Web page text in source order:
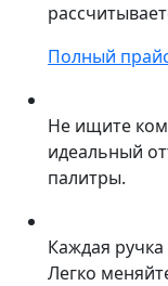
Полный
Не ищите
идеальный
палитры.
Каждая
Легко